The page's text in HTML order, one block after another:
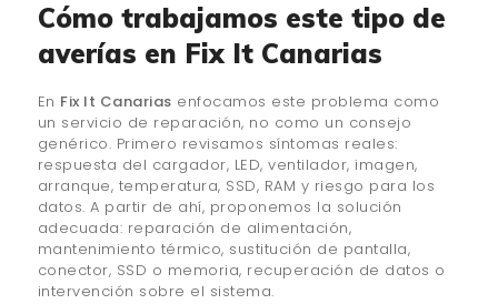
Cómo trabajamos este tipo de
averías en Fix It Canarias
En Fix It Canarias enfocamos este problema como
un servicio de reparación, no como un consejo
genérico. Primero revisamos síntomas reales:
respuesta del cargador, LED, ventilador, imagen,
arranque, temperatura, SSD, RAM y riesgo para los
datos. A partir de ahí, proponemos la solución
adecuada: reparación de alimentación,
mantenimiento térmico, sustitución de pantalla,
conector, SSD o memoria, recuperación de datos o
intervención sobre el sistema.